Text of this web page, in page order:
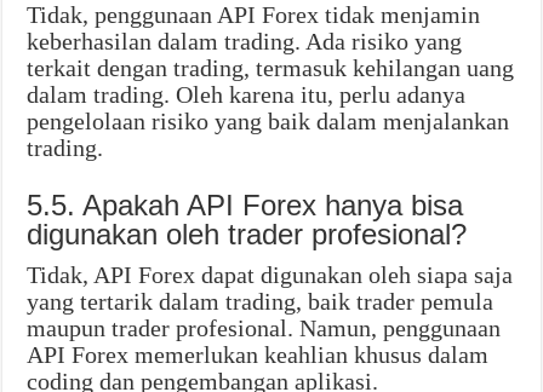
Tidak, penggunaan API Forex tidak menjamin
keberhasilan dalam trading. Ada risiko yang
terkait dengan trading, termasuk kehilangan uang
dalam trading. Oleh karena itu, perlu adanya
pengelolaan risiko yang baik dalam menjalankan
trading.
5.5. Apakah API Forex hanya bisa
digunakan oleh trader profesional?
Tidak, API Forex dapat digunakan oleh siapa saja
yang tertarik dalam trading, baik trader pemula
maupun trader profesional. Namun, penggunaan
API Forex memerlukan keahlian khusus dalam
coding dan pengembangan aplikasi.